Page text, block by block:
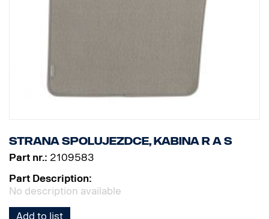
Strana spolujezdce, kabina R a S
Part nr.: 2109583
Part Description:
No description available
Add to list